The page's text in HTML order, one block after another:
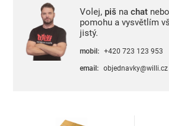
Volej, piš na chatnebo
pomohu a vysvětlím
jistý.
mobil: +420 723 123 953
email: objednavky@willi.cz